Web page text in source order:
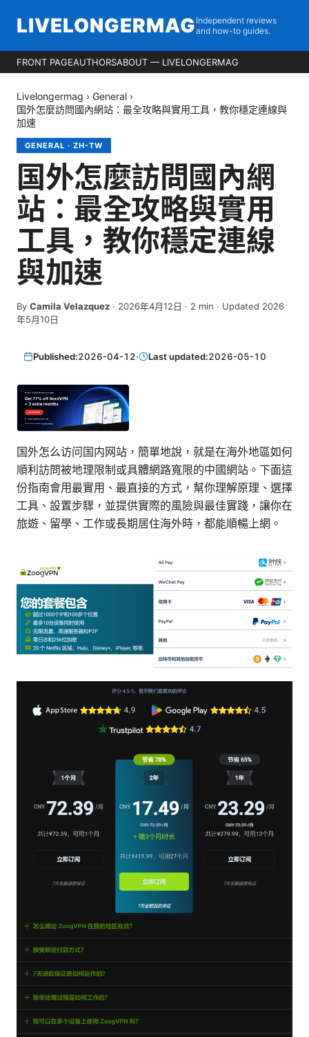
LIVELONGERMAG Independent reviews
and how-to guides.
FRONT PAGEAUTHORSABOUT — LIVELONGERMAG
Livelongermag › General ›
国外怎麼訪問國內網站：最全攻略與實用工具，教你穩定連線與
加速
GENERAL · ZH-TW
国外怎麼訪問國內網
站：最全攻略與實用
工具，教你穩定連線
與加速
By Camila Velazquez · 2026年4月12日 · 2 min · Updated 2026
年5月10日
Published:2026-04-12· Last updated:2026-05-10
国外怎么访问国内网站，簡單地說，就是在海外地區如何
順利訪問被地理限制或具體網路寬限的中國網站。下面這
份指南會用最實用、最直接的方式，幫你理解原理、選擇
工具、設置步驟，並提供實際的風險與最佳實踐，讓你在
旅遊、留學、工作或長期居住海外時，都能順暢上網。